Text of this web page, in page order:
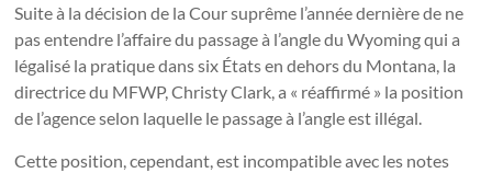
Suite à la décision de la Cour suprême l’année dernière de ne
pas entendre l’affaire du passage à l’angle du Wyoming qui a
légalisé la pratique dans six États en dehors du Montana, la
directrice du MFWP, Christy Clark, a « réaffirmé » la position
de l’agence selon laquelle le passage à l’angle est illégal.
Cette position, cependant, est incompatible avec les notes